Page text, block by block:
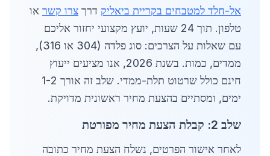
אל-חלד למטבחים בקריית ביאליק דרך צרו קשר או
טלפון. תוך 24 שעות, יועץ מקצועי יחזור אליכם
עם שאלות על הצרכים: סוג פלדה (304 או 316),
ממדים, כמות. בשנת 2026, אנו מציעים ייעוץ
חינם כולל שרטוט תלת-ממדי. שלב זה אורך 1-2
ימים, ומסתיים בהצעת מחיר ראשונית מדויקת.
שלב 2: קבלת הצעת מחיר מפורטת
לאחר אישור הפרטים, נשלח הצעת מחיר כתובה